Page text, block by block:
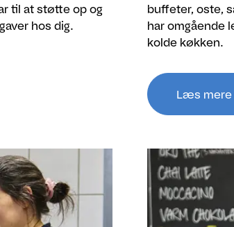
til at støtte op og
hos dig.
buffeter, oste,
har omgående
kolde køkken.
Læs mere